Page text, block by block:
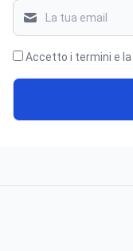
Accetto i termini e la